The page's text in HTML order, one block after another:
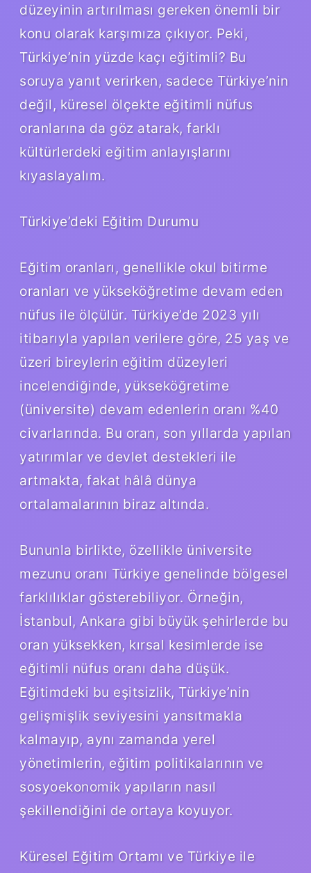
düzeyinin artırılması gereken önemli bir
konu olarak karşımıza çıkıyor. Peki,
Türkiye’nin yüzde kaçı eğitimli? Bu
soruya yanıt verirken, sadece Türkiye’nin
değil, küresel ölçekte eğitimli nüfus
oranlarına da göz atarak, farklı
kültürlerdeki eğitim anlayışlarını
kıyaslayalım.
Türkiye’deki Eğitim Durumu
Eğitim oranları, genellikle okul bitirme
oranları ve yükseköğretime devam eden
nüfus ile ölçülür. Türkiye’de 2023 yılı
itibarıyla yapılan verilere göre, 25 yaş ve
üzeri bireylerin eğitim düzeyleri
incelendiğinde, yükseköğretime
(üniversite) devam edenlerin oranı %40
civarlarında. Bu oran, son yıllarda yapılan
yatırımlar ve devlet destekleri ile
artmakta, fakat hâlâ dünya
ortalamalarının biraz altında.
Bununla birlikte, özellikle üniversite
mezunu oranı Türkiye genelinde bölgesel
farklılıklar gösterebiliyor. Örneğin,
İstanbul, Ankara gibi büyük şehirlerde bu
oran yüksekken, kırsal kesimlerde ise
eğitimli nüfus oranı daha düşük.
Eğitimdeki bu eşitsizlik, Türkiye’nin
gelişmişlik seviyesini yansıtmakla
kalmayıp, aynı zamanda yerel
yönetimlerin, eğitim politikalarının ve
sosyoekonomik yapıların nasıl
şekillendiğini de ortaya koyuyor.
Küresel Eğitim Ortamı ve Türkiye ile